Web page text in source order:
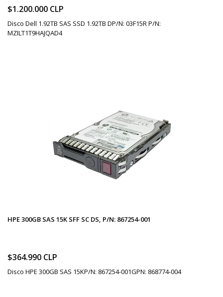
$1.200.000 CLP
Disco Dell 1.92TB SAS SSD 1.92TB DP/N: 03F15R P/N:
MZILT1T9HAJQAD4
HPE 300GB SAS 15K SFF SC DS, P/N: 867254-001
$364.990 CLP
Disco HPE 300GB SAS 15KP/N: 867254-001GPN: 868774-004